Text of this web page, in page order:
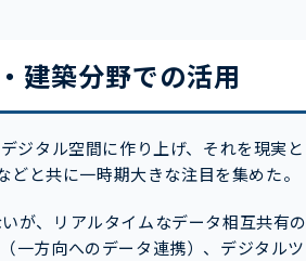
建築分野での活用
ジタル空間に作り上げ、それを現実と
と共に一時期大きな注目を集めた。
が、リアルタイムなデータ相互共有の
一方向へのデータ連携）、デジタルツ